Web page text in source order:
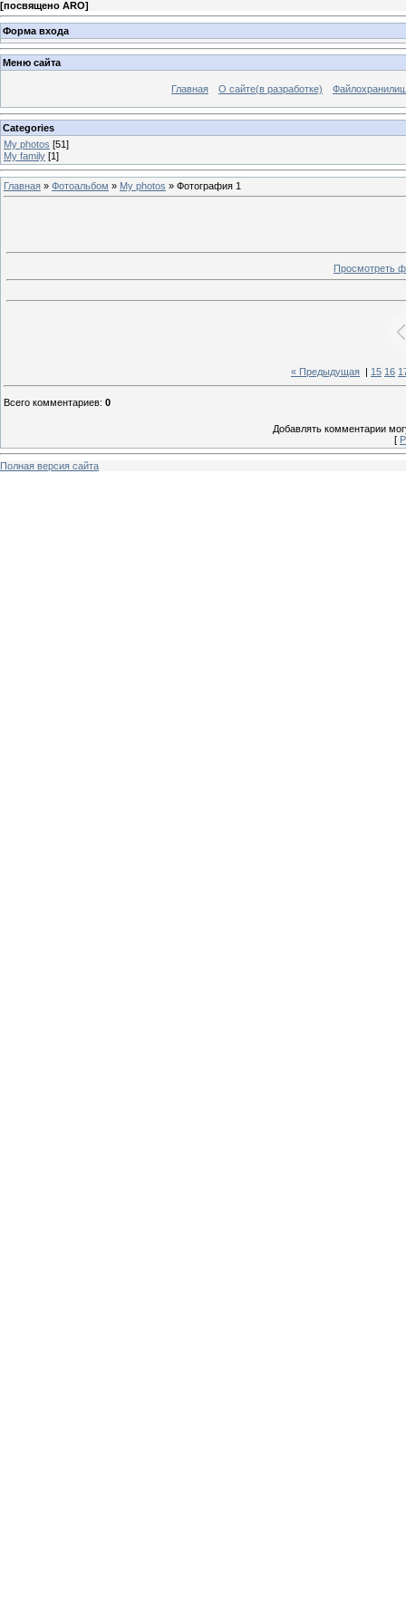
[посвящено ARO]
Форма входа
Меню сайта
Главная О сайте(в разработке)
Categories
My photos [51]
My family [1]
Главная » Фотоальбом » My photos » Фотография 1
Просмотреть
« Предыдущая 15 16
Всего комментариев: 0
Добавлять комментарии
[
Полная версия сайта